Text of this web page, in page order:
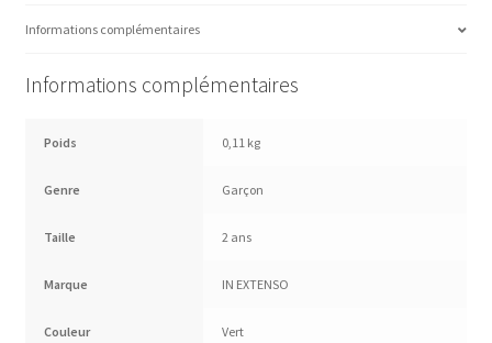
Informations complémentaires
Informations complémentaires
Poids 0,11 kg
Genre Garçon
Taille 2 ans
Marque IN EXTENSO
Couleur Vert